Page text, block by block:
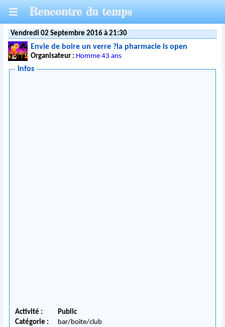
Rencontre du temps
Vendredi 02 Septembre 2016 à 21:30
Envie de boire un verre ?la pharmacie is open
Organisateur : Homme 43 ans
Infos
Activité :
Public
Catégorie :
bar/boite/club